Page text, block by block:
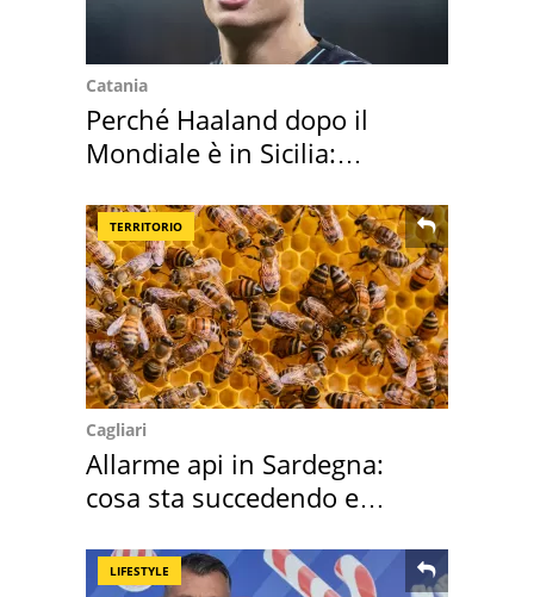
Catania
Perché Haaland dopo il
Mondiale è in Sicilia:
TERRITORIO
Cagliari
Allarme api in Sardegna:
cosa sta succedendo e
LIFESTYLE